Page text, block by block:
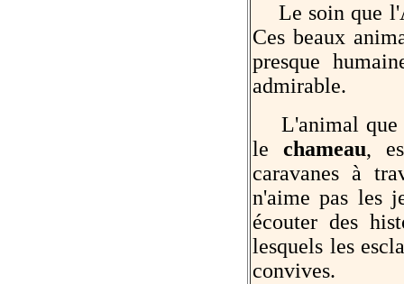
Le soin que
Ces beaux
presque
admirable.
L'animal que
le chameau,
caravanes à
n'aime pas les
écouter des
lesquels les
convives.